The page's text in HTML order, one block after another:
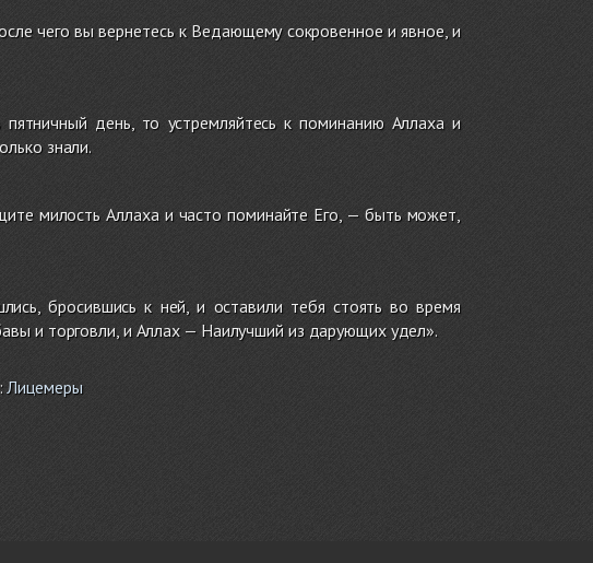
чего вы вернетесь к Ведающему сокровенное и явное, и
день, то устремляйтесь к поминанию Аллаха и
знали.
милость Аллаха и часто поминайте Его, — быть может,
бросившись к ней, и оставили тебя стоять во время
и торговли, и Аллах — Наилучший из дарующих удел».
Лицемеры